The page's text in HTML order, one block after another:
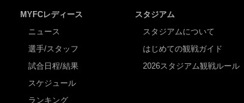
MYFCレディース
ニュース
選手/スタッフ
試合日程/結果
スケジュール
ランキング
スタジアム
スタジアムについて
はじめての観戦ガイド
2026スタジアム観戦ルール